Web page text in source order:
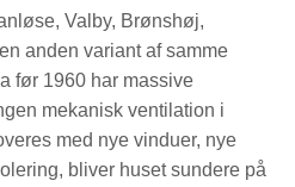
Valby, Brønshøj,
anden variant af samme
før 1960 har massive
mekanisk ventilation i
med nye vinduer, nye
bliver huset sundere på